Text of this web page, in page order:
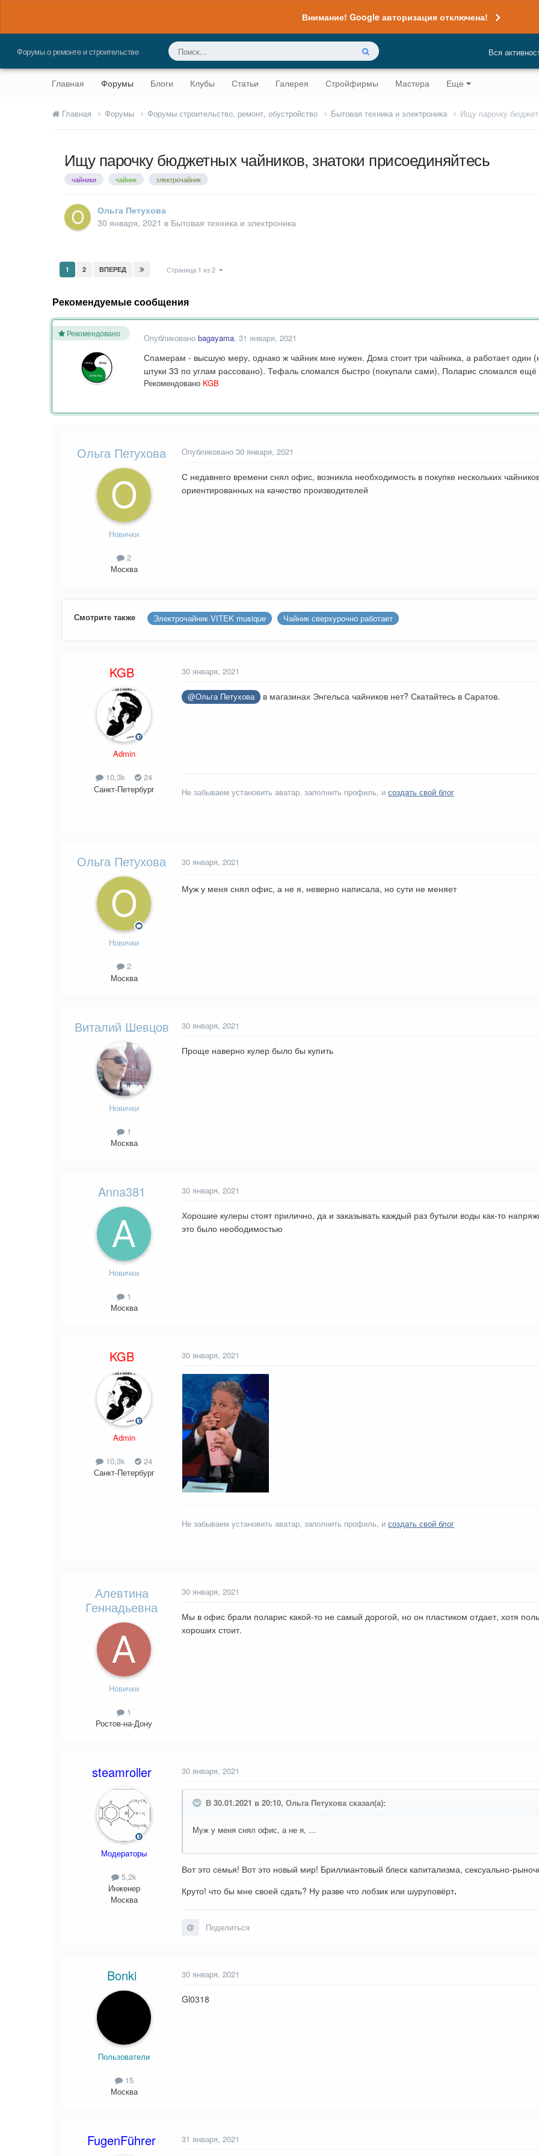
Внимание! Google авторизация отключена!
Форумы о ремонте и строительстве Вся
Главная Форумы Блоги Клубы Статьи Галерея Стройфирмы Мастера Еще
Главная Форумы Форумы строительство, ремонт, обустройство Бытовая техника и электроника Ищу парочку
Ищу парочку бюджетных чайников, знатоки присоединяйтесь
чайники чайник электрочайник
Ольга Петухова
30 января, 2021 в Бытовая техника и электроника
1 2 ВПЕРЕД Страница 1 из 2
Рекомендуемые сообщения
Рекомендовано Опубликовано bagayama, 31 января, 2021
Спамерам - высшую меру, однако ж чайник мне нужен. Дома стоит три чайника, а работает один
штуки 33 по углам рассовано). Тефаль сломался быстро (покупали сами), Поларис сломался
Рекомендовано KGB
Ольга Петухова
Новички
2
Москва
Опубликовано 30 января, 2021
С недавнего времени снял офис, возникла необходимость в покупке нескольких
ориентированных на качество производителей
Смотрите также Электрочайник VITEK musique Чайник сверхурочно работает
KGB
Admin
10,3k
24
Санкт-Петербург
30 января, 2021
@Ольга Петухова в магазинах Энгельса чайников нет? Скатайтесь в Саратов.
Не забываем установить аватар, заполнить профиль, и создать свой блог
Ольга Петухова
Новички
2
Москва
30 января, 2021
Муж у меня снял офис, а не я, неверно написала, но сути не меняет
Виталий Шевцов
Новички
1
Москва
30 января, 2021
Проще наверно кулер было бы купить
Anna381
Новички
1
Москва
30 января, 2021
Хорошие кулеры стоят прилично, да и заказывать каждый раз бутыли воды как-то
это было неободимостью
KGB
Admin
10,3k
24
Санкт-Петербург
30 января, 2021
Не забываем установить аватар, заполнить профиль, и создать свой блог
Алевтина
Геннадьевна
Новички
1
Ростов-на-Дону
30 января, 2021
Мы в офис брали поларис какой-то не самый дорогой, но он пластиком отдает, хотя
хороших стоит.
steamroller
Модераторы
5,2k
Инженер
Москва
30 января, 2021
В 30.01.2021 в 20:10, Ольга Петухова сказал(а):
Муж у меня снял офис, а не я, ...
Вот это семья! Вот это новый мир! Бриллиантовый блеск капитализма, сексуально-
Круто! что бы мне своей сдать? Ну разве что лобзик или шуруповёрт.
Поделиться
Bonki
Пользователи
15
Москва
30 января, 2021
Gl0318
FugenFührer 31 января, 2021